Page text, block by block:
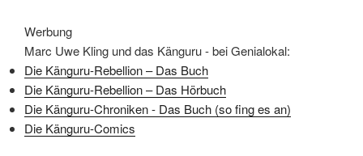
Werbung
Marc Uwe Kling und das Känguru - bei Genialokal:
Die Känguru-Rebellion – Das Buch
Die Känguru-Rebellion – Das Hörbuch
Die Känguru-Chroniken - Das Buch (so fing es an)
Die Känguru-Comics